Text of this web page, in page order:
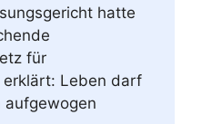
hatte
für
Leben darf
aufgewogen